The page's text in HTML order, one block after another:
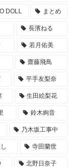
DOLL まとめ
長濱ねる
若月佑美
齋藤飛鳥
平手友梨奈
生田絵梨花
鈴木絢音
乃木坂工事中
寺田蘭世
北野日奈子